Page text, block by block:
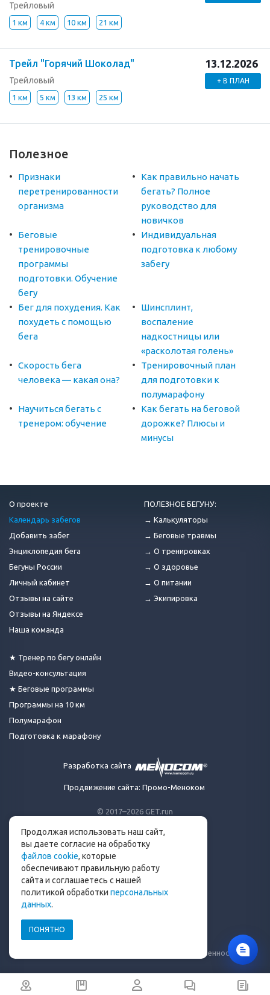
Трейловый
1 км 4 км 10 км 21 км
Трейл "Горячий Шоколад"
Трейловый
1 км 5 км 13 км 25 км
13.12.2026
+ В ПЛАН
Полезное
Признаки
перетренированности
организма
Как правильно начать
бегать? Полное
руководство для
новичков
Беговые
тренировочные
программы
подготовки. Обучение
бегу
Индивидуальная
подготовка к любому
забегу
Бег для похудения. Как
похудеть с помощью
бега
Шинсплинт,
воспаление
надкостницы или
«расколотая голень»
Скорость бега
человека — какая она?
Тренировочный план
для подготовки к
полумарафону
Научиться бегать с
тренером: обучение
Как бегать на беговой
дорожке? Плюсы и
минусы
© 2017–2026 GET.run
Сделано с ❤ бегунами
для бегунов
Телеграм-канал Get.run
Беговой чат в Телеграм
info@get.run
Уведомление о рисках и ограничение ответственности
О проекте
Календарь забегов
Добавить забег
Энциклопедия бега
Бегуны России
Личный кабинет
Отзывы на сайте
Отзывы на Яндексе
Наша команда
★ Тренер по бегу онлайн
Видео-консультация
★ Беговые программы
Программы на 10 км
Полумарафон
Подготовка к марафону
ПОЛЕЗНОЕ БЕГУНУ:
→ Калькуляторы
→ Беговые травмы
→ О тренировках
→ О здоровье
→ О питании
→ Экипировка
Разработка сайта
Продвижение сайта: Промо-Меноком
Продолжая использовать наш сайт,
вы даете согласие на обработку
файлов cookie, которые
обеспечивают правильную работу
сайта и соглашаетесь с нашей
политикой обработки персональных
данных.
ПОНЯТНО